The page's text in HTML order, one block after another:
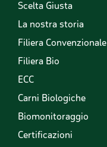
Scelta Giusta
La nostra storia
Filiera Convenzionale
Filiera Bio
ECC
Carni Biologiche
Biomonitoraggio
Certificazioni